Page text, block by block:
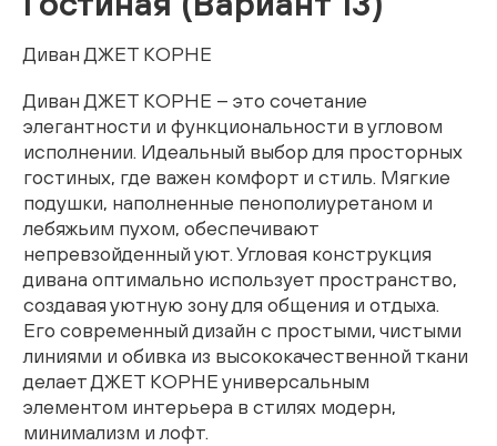
Комоды
Пуфы и банкетки
Подушки
Матрасы
Распродажа
Комнаты
Диван ДЖЕТ КОРНЕ
Диван ДЖЕТ КОРНЕ – это сочетание
элегантности и функциональности в угловом
исполнении. Идеальный выбор для просторных
гостиных, где важен комфорт и стиль. Мягкие
подушки, наполненные пенополиуретаном и
лебяжьим пухом, обеспечивают
непревзойденный уют. Угловая конструкция
дивана оптимально использует пространство,
создавая уютную зону для общения и отдыха.
Его современный дизайн с простыми, чистыми
линиями и обивка из высококачественной ткани
делает ДЖЕТ КОРНЕ универсальным
элементом интерьера в стилях модерн,
минимализм и лофт.